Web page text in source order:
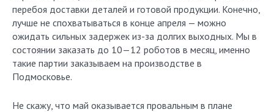
перебоя доставки деталей и готовой продукции. Конечно,
лучше не спохватываться в конце апреля — можно
ожидать сильных задержек из-за долгих выходных. Мы в
состоянии заказать до 10—12 роботов в месяц, именно
такие партии заказываем на производстве в
Подмосковье.
Не скажу, что май оказывается провальным в плане